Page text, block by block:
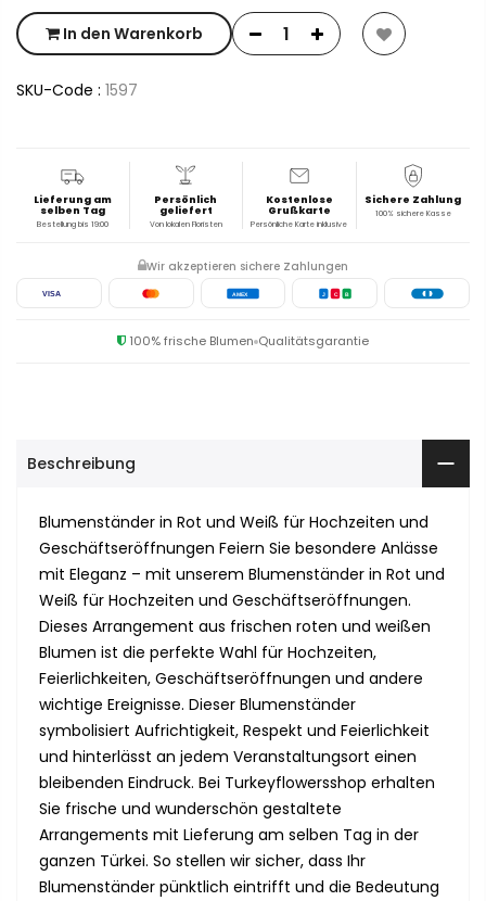
In den Warenkorb
SKU-Code : 1597
Lieferung am
selben Tag
Bestellung bis 19:00
Persönlich
geliefert
Von lokalen Floristen
Kostenlose
Grußkarte
Persönliche Karte inklusive
Sichere Zahlung
100% sichere Kasse
Wir akzeptieren sichere Zahlungen
VISA AMEX J C B
100% frische Blumen Qualitätsgarantie
Beschreibung
Blumenständer in Rot und Weiß für Hochzeiten und
Geschäftseröffnungen Feiern Sie besondere Anlässe
mit Eleganz – mit unserem Blumenständer in Rot und
Weiß für Hochzeiten und Geschäftseröffnungen.
Dieses Arrangement aus frischen roten und weißen
Blumen ist die perfekte Wahl für Hochzeiten,
Feierlichkeiten, Geschäftseröffnungen und andere
wichtige Ereignisse. Dieser Blumenständer
symbolisiert Aufrichtigkeit, Respekt und Feierlichkeit
und hinterlässt an jedem Veranstaltungsort einen
bleibenden Eindruck. Bei Turkeyflowersshop erhalten
Sie frische und wunderschön gestaltete
Arrangements mit Lieferung am selben Tag in der
ganzen Türkei. So stellen wir sicher, dass Ihr
Blumenständer pünktlich eintrifft und die Bedeutung